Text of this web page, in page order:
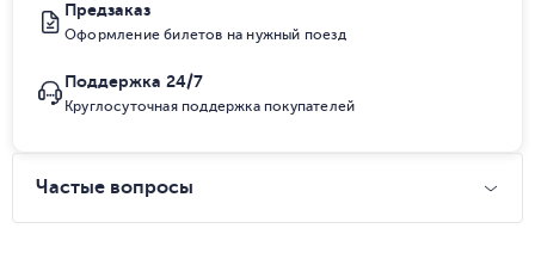
Предзаказ
Оформление билетов на нужный поезд
Поддержка 24/7
Круглосуточная поддержка покупателей
Частые вопросы